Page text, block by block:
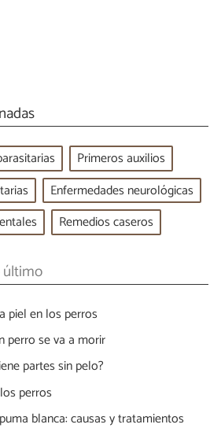
Primeros auxilios
Enfermedades neurológicas
Remedios caseros
último
piel en los perros
perro se va a morir
partes sin pelo?
perros
blanca: causas y tratamientos